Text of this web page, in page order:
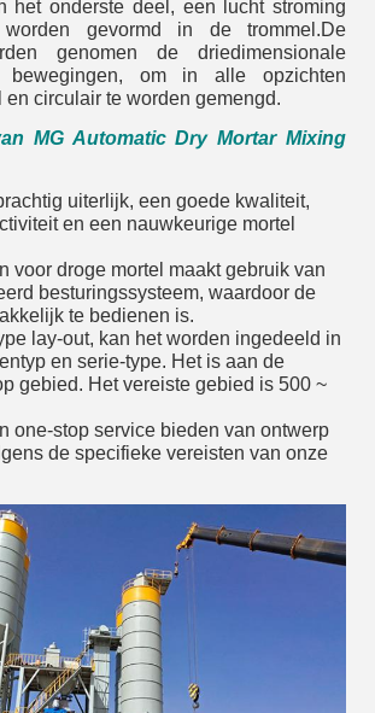
het onderste deel, een lucht stroming
gevormd in de trommel.De
genomen de driedimensionale
bewegingen, om in alle opzichten
circulair te worden gemengd.
MG Automatic Dry Mortar Mixing
uiterlijk, een goede kwaliteit,
en een nauwkeurige mortel
voor droge mortel maakt gebruik van
besturingssysteem, waardoor de
te bedienen is.
lay-out, kan het worden ingedeeld in
en serie-type. Het is aan de
gebied. Het vereiste gebied is 500 ~
one-stop service bieden van ontwerp
de specifieke vereisten van onze